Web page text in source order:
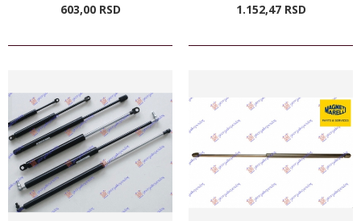
603,00 RSD 1.152,47 RSD